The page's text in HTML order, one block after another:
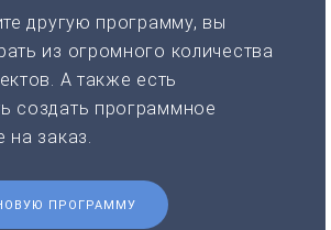
другую программу, вы
из огромного количества
А также есть
создать программное
на заказ.
ПРОГРАММУ